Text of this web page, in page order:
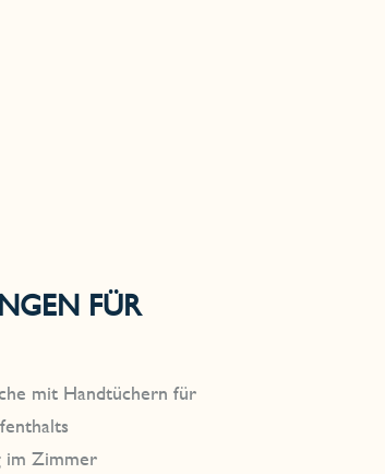
FÜR
mit Handtüchern für
im Zimmer